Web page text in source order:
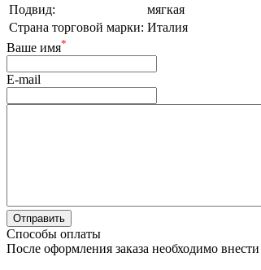
Подвид:
мягкая
Страна торговой марки: Италия
Ваше имя*
E-mail
Способы оплаты
После оформления заказа необходимо